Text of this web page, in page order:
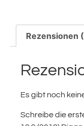
Rezensionen
Es gibt noch
Schreibe die